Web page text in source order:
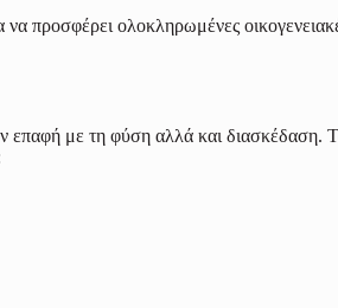
προσφέρει ολοκληρωμένες
επαφή με τη φύση αλλά και διασκέδαση.